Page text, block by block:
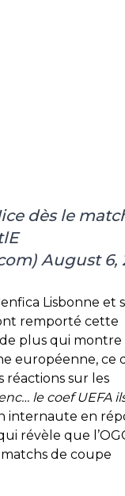
dès le
August 6,
Lisbonne et
remporté cette
plus qui
européenne, ce
réactions sur les
le coef UEFA
internaute en
révèle que
matchs de coupe